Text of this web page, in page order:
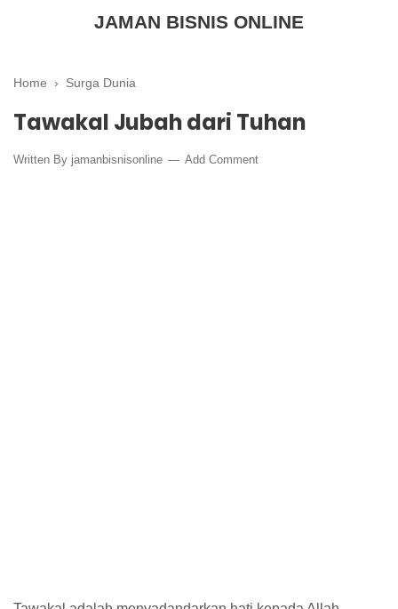
JAMAN BISNIS ONLINE
Home › Surga Dunia
Tawakal Jubah dari Tuhan
Written By jamanbisnisonline Add Comment